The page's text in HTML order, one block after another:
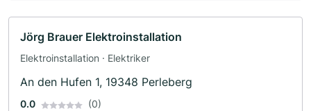
Jörg Brauer Elektroinstallation
Elektroinstallation · Elektriker
An den Hufen 1, 19348 Perleberg
0.0 (0)